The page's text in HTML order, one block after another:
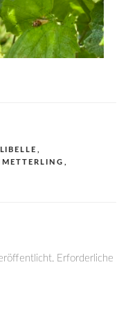
LIBELLE ,
,
Erforderliche